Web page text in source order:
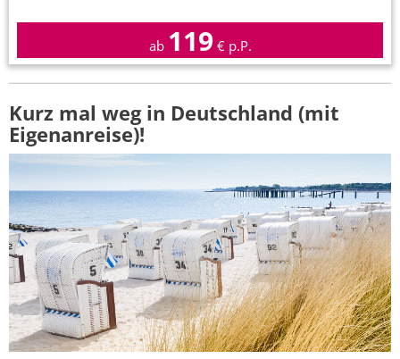
ab 119 € p.P.
Kurz mal weg in Deutschland (mit
Eigenanreise)!